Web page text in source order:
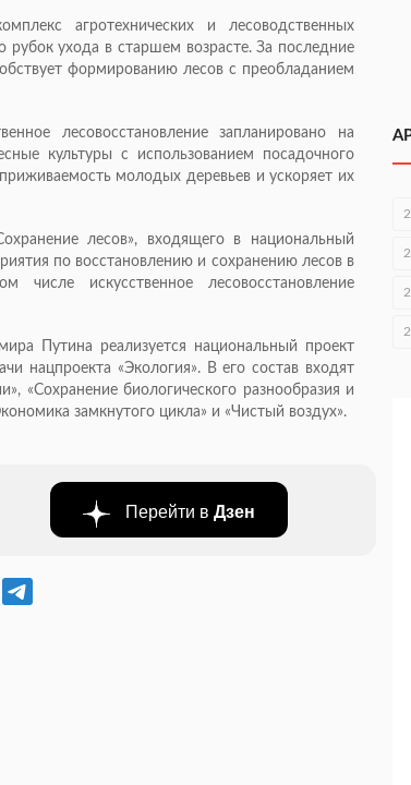
агротехнических и лесоводственных
ухода в старшем возрасте. За последние
формированию лесов с преобладанием
лесовосстановление запланировано на
культуры с использованием посадочного
молодых деревьев и ускоряет их
лесов», входящего в национальный
по восстановлению и сохранению лесов в
искусственное лесовосстановление
Путина реализуется национальный проект
нацпроекта «Экология». В его состав входят
«Сохранение биологического разнообразия и
замкнутого цикла» и «Чистый воздух».
Перейти в Дзен